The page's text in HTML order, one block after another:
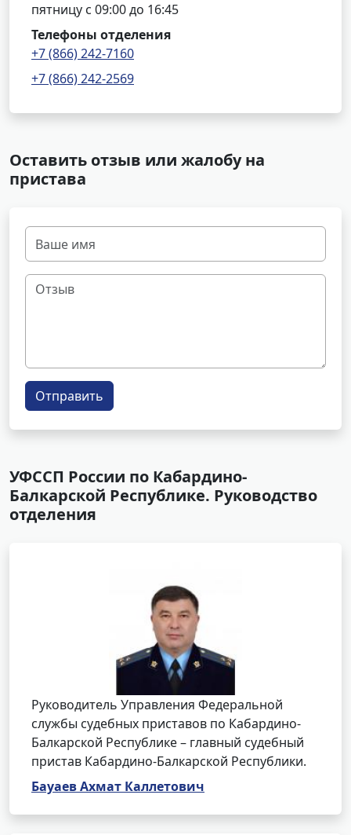
пятницу с 09:00 до 16:45
Телефоны отделения
+7 (866) 242-7160
+7 (866) 242-2569
Оставить отзыв или жалобу на
пристава
Отправить
УФССП России по Кабардино-
Балкарской Республике. Руководство
отделения
Руководитель Управления Федеральной
службы судебных приставов по Кабардино-
Балкарской Республике – главный судебный
пристав Кабардино-Балкарской Республики.
Бауаев Ахмат Каллетович